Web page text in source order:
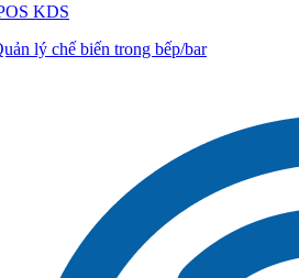
KDS
lý chế biến trong bếp/bar